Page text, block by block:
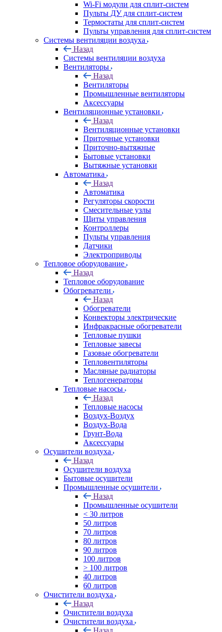
Wi-Fi модули для сплит-систем
Пульты ДУ для сплит-систем
Термостаты для сплит-систем
Пульты управления для сплит-систем
Системы вентиляции воздуха
Назад
Системы вентиляции воздуха
Вентиляторы
Назад
Вентиляторы
Промышленные вентиляторы
Аксессуары
Вентиляционные установки
Назад
Вентиляционные установки
Приточные установки
Приточно-вытяжные
Бытовые установки
Вытяжные установки
Автоматика
Назад
Автоматика
Регуляторы скорости
Смесительные узлы
Щиты управления
Контроллеры
Пульты управления
Датчики
Электроприводы
Тепловое оборудование
Назад
Тепловое оборудование
Обогреватели
Назад
Обогреватели
Конвекторы электрические
Инфракрасные обогреватели
Тепловые пушки
Тепловые завесы
Газовые обогреватели
Тепловентиляторы
Масляные радиаторы
Теплогенераторы
Тепловые насосы
Назад
Тепловые насосы
Воздух-Воздух
Воздух-Вода
Грунт-Вода
Аксессуары
Осушители воздуха
Назад
Осушители воздуха
Бытовые осушители
Промышленные осушители
Назад
Промышленные осушители
< 30 литров
50 литров
70 литров
80 литров
90 литров
100 литров
> 100 литров
40 литров
60 литров
Очистители воздуха
Назад
Очистители воздуха
Очистители воздуха
Назад